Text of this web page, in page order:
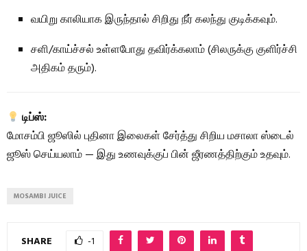
வயிறு காலியாக இருந்தால் சிறிது நீர் கலந்து குடிக்கவும்.
சளி/காய்ச்சல் உள்ளபோது தவிர்க்கலாம் (சிலருக்கு குளிர்ச்சி
அதிகம் தரும்).
டிப்ஸ்:
மோசம்பி ஜூஸில் புதினா இலைகள் சேர்த்து சிறிய மசாலா ஸ்டைல்
ஜூஸ் செய்யலாம் — இது உணவுக்குப் பின் ஜீரணத்திற்கும் உதவும்.
MOSAMBI JUICE
SHARE -1